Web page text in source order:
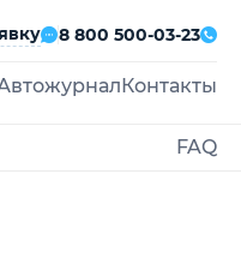
8 800 500-03-23
Контакты
FAQ